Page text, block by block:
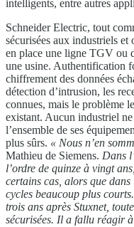
intelligents, entre autres
Schneider Electric, tout
sécurisées aux industriels
en place une ligne TGV ou
une usine. Authentification
chiffrement des données
détection d’intrusion, les
connues, mais le problème
existant. Aucun industriel
l’ensemble de ses
plus sûrs. « Nous n’en
Mathieu de Siemens. Dans
l’ordre de quinze à vingt
certains cas, alors que dans
cycles beaucoup plus
trois ans après Stuxnet,
sécurisées. Il a fallu réagir à